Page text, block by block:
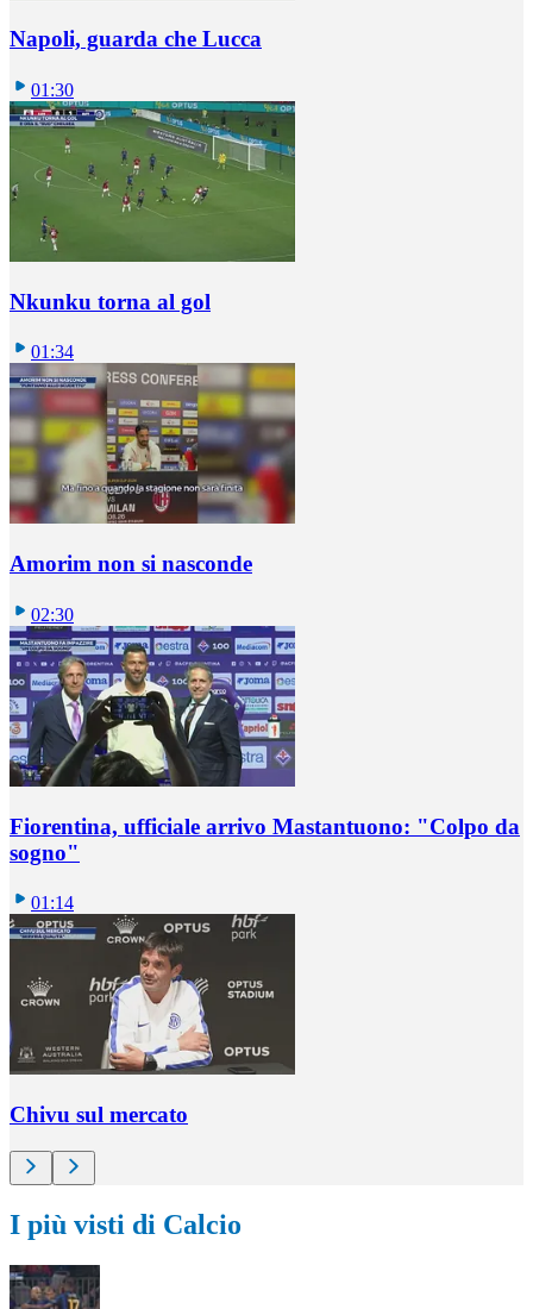
Napoli, guarda che Lucca
01:30
Nkunku torna al gol
01:34
Amorim non si nasconde
02:30
Fiorentina, ufficiale arrivo Mastantuono: "Colpo da
sogno"
01:14
Chivu sul mercato
I più visti di Calcio